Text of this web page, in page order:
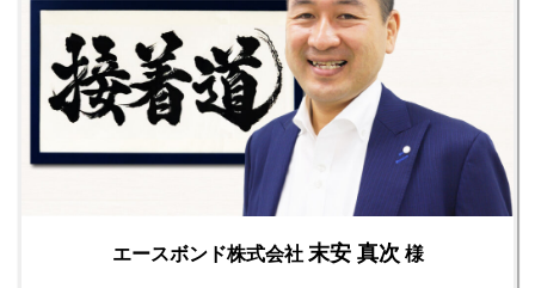
エースボンド株式会社末安 真次 様